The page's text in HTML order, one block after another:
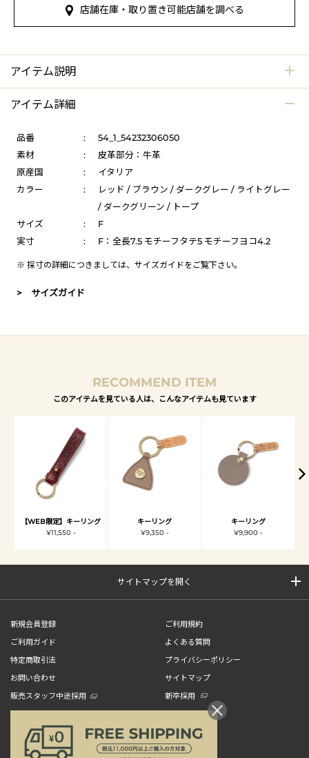
店舗在庫・取り置き可能店舗を調べる
アイテム説明
アイテム詳細
品番 :
54_1_54232306050
素材
:
皮革部分：牛革
原産国
:
イタリア
カラー
:
レッド / ブラウン / ダークグレー / ライトグレー
/ ダークグリーン / トープ
サイズ
:
F
実寸
: F：全長7.5 モチーフタテ5 モチーフヨコ4.2
※ 採寸の詳細につきましては、 サイズガイドをご覧下さい。
> サイズガイド
RECOMMEND ITEM
このアイテムを見ている人は、こんなアイテムも見ています
【WEB限定】キーリング
¥11,550 -
キーリング
¥9,350 -
キーリング
¥9,900 -
サイトマップを開く
新規会員登録
ご利用規約
ご利用ガイド
よくある質問
特定商取引法
プライバシーポリシー
お問い合わせ
サイトマップ
販売スタッフ中途採用
新卒採用